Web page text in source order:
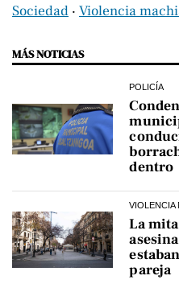
Sociedad ‧ Violencia
MÁS NOTICIAS
POLICÍA
dentro
VIOLENCIA
La
pareja